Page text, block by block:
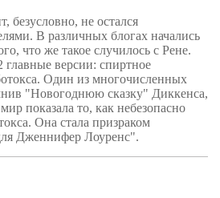
безусловно, не остался
В различных блогах начались
что же такое случилось с Рене.
главные версии: спиртное
Один из многочисленных
"Новогоднюю сказку" Диккенса,
показала то, как небезопасно
Она стала призраком
Дженнифер Лоуренс".